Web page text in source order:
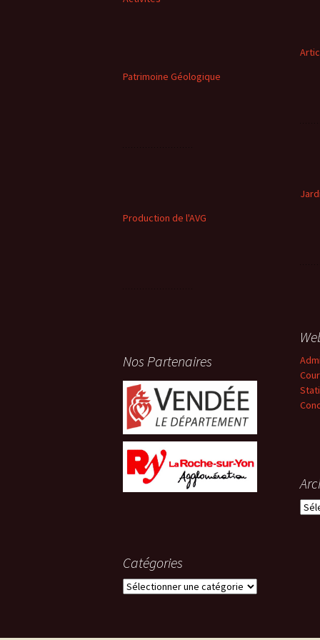
Patrimoine Géologique
Production de l'AVG
Nos Partenaires
Catégories
Catégories